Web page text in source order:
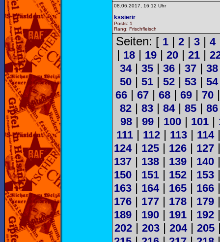
08.06.2017, 16:12 Uhr
kssierir
Posts: 1
Rang: Frischfleisch
Seiten: [ 1| 2| 3| 4
| 18| 19| 20| 21|
34| 35 | 36 | 37 | 38
50 | 51 | 52 | 53 | 54
66 | 67 | 68 | 69 | 70
82 | 83 | 84| 85 | 86
98| 99| 100| 101|
111 | 112 | 113 | 114
124| 125 | 126 | 127
137 | 138 | 139 | 140
150 | 151 | 152 | 153
163 | 164| 165 | 166
176 | 177 | 178 | 179
189 | 190 | 191 | 192
202| 203| 204| 205